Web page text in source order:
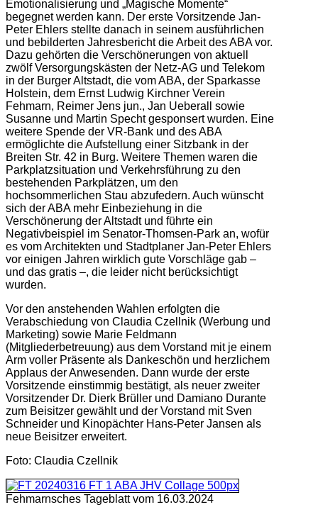
Emotionalisierung und „Magische Momente“
begegnet werden kann. Der erste Vorsitzende Jan-
Peter Ehlers stellte danach in seinem ausführlichen
und bebilderten Jahresbericht die Arbeit des ABA vor.
Dazu gehörten die Verschönerungen von aktuell
zwölf Versorgungskästen der Netz-AG und Telekom
in der Burger Altstadt, die vom ABA, der Sparkasse
Holstein, dem Ernst Ludwig Kirchner Verein
Fehmarn, Reimer Jens jun., Jan Ueberall sowie
Susanne und Martin Specht gesponsert wurden. Eine
weitere Spende der VR-Bank und des ABA
ermöglichte die Aufstellung einer Sitzbank in der
Breiten Str. 42 in Burg. Weitere Themen waren die
Parkplatzsituation und Verkehrsführung zu den
bestehenden Parkplätzen, um den
hochsommerlichen Stau abzufedern. Auch wünscht
sich der ABA mehr Einbeziehung in die
Verschönerung der Altstadt und führte ein
Negativbeispiel im Senator-Thomsen-Park an, wofür
es vom Architekten und Stadtplaner Jan-Peter Ehlers
vor einigen Jahren wirklich gute Vorschläge gab –
und das gratis –, die leider nicht berücksichtigt
wurden.
Vor den anstehenden Wahlen erfolgten die
Verabschiedung von Claudia Czellnik (Werbung und
Marketing) sowie Marie Feldmann
(Mitgliederbetreuung) aus dem Vorstand mit je einem
Arm voller Präsente als Dankeschön und herzlichem
Applaus der Anwesenden. Dann wurde der erste
Vorsitzende einstimmig bestätigt, als neuer zweiter
Vorsitzender Dr. Dierk Brüller und Damiano Durante
zum Beisitzer gewählt und der Vorstand mit Sven
Schneider und Kinopächter Hans-Peter Jansen als
neue Beisitzer erweitert.
Foto: Claudia Czellnik
Fehmarnsches Tageblatt vom 16.03.2024